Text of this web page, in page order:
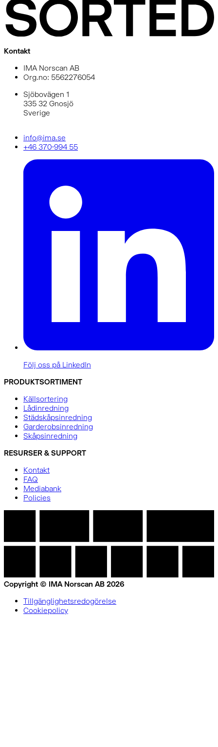
Kontakt
IMA Norscan AB
Org.no: 5562276054
Sjöbovägen 1
335 32 Gnosjö
Sverige
info@ima.se
+46 370-994 55
Följ oss på LinkedIn
PRODUKTSORTIMENT
Källsortering
Lådinredning
Städskåpsinredning
Garderobsinredning
Skåpsinredning
RESURSER & SUPPORT
Kontakt
FAQ
Mediabank
Policies
Copyright © IMA Norscan AB 2026
Tillgänglighetsredogörelse
Cookiepolicy